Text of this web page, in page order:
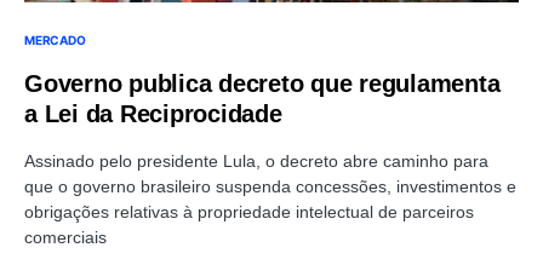
MERCADO
Governo publica decreto que regulamenta
a Lei da Reciprocidade
Assinado pelo presidente Lula, o decreto abre caminho para
que o governo brasileiro suspenda concessões, investimentos e
obrigações relativas à propriedade intelectual de parceiros
comerciais